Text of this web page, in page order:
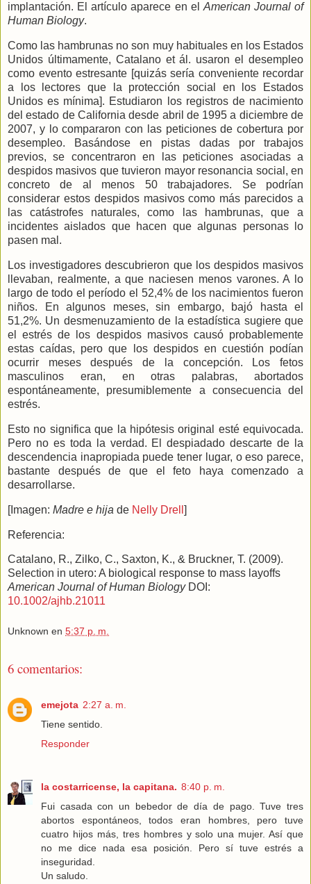
implantación. El artículo aparece en elAmerican Journal of
Human Biology.
Como las hambrunas no son muy habituales en los Estados
Unidos últimamente, Catalano et ál. usaron el desempleo
como evento estresante [quizás sería conveniente recordar
a los lectores que la protección social en los Estados
Unidos es mínima]. Estudiaron los registros de nacimiento
del estado de California desde abril de 1995 a diciembre de
2007, y lo compararon con las peticiones de cobertura por
desempleo. Basándose en pistas dadas por trabajos
previos, se concentraron en las peticiones asociadas a
despidos masivos que tuvieron mayor resonancia social, en
concreto de al menos 50 trabajadores. Se podrían
considerar estos despidos masivos como más parecidos a
las catástrofes naturales, como las hambrunas, que a
incidentes aislados que hacen que algunas personas lo
pasen mal.
Los investigadores descubrieron que los despidos masivos
llevaban, realmente, a que naciesen menos varones. A lo
largo de todo el período el 52,4% de los nacimientos fueron
niños. En algunos meses, sin embargo, bajó hasta el
51,2%. Un desmenuzamiento de la estadística sugiere que
el estrés de los despidos masivos causó probablemente
estas caídas, pero que los despidos en cuestión podían
ocurrir meses después de la concepción. Los fetos
masculinos eran, en otras palabras, abortados
espontáneamente, presumiblemente a consecuencia del
estrés.
Esto no significa que la hipótesis original esté equivocada.
Pero no es toda la verdad. El despiadado descarte de la
descendencia inapropiada puede tener lugar, o eso parece,
bastante después de que el feto haya comenzado a
desarrollarse.
[Imagen: Madre e hija de Nelly Drell ]
Referencia:
Catalano, R., Zilko, C., Saxton, K., & Bruckner, T. (2009).
Selection in utero: A biological response to mass layoffs
American Journal of Human BiologyDOI:
10.1002/ajhb.21011
Unknown en 5:37 p. m.
6 comentarios:
emejota 2:27 a. m.
Tiene sentido.
Responder
la costarricense, la capitana. 8:40 p. m.
Fui casada con un bebedor de día de pago. Tuve tres
abortos espontáneos, todos eran hombres, pero tuve
cuatro hijos más, tres hombres y solo una mujer. Así que
no me dice nada esa posición. Pero sí tuve estrés a
inseguridad.
Un saludo.